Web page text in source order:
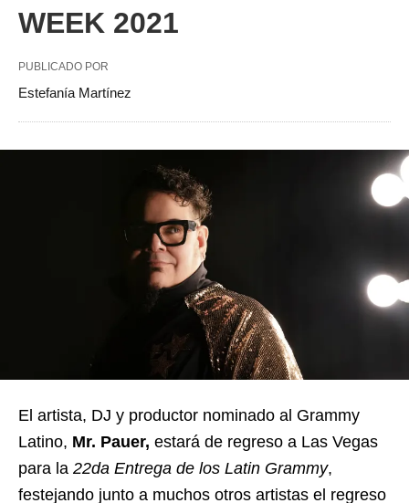
WEEK 2021
PUBLICADO POR
Estefanía Martínez
El artista, DJ y productor nominado al Grammy
Latino, Mr. Pauer, estará de regreso a Las Vegas
para la 22da Entrega de los Latin Grammy,
festejando junto a muchos otros artistas el regreso